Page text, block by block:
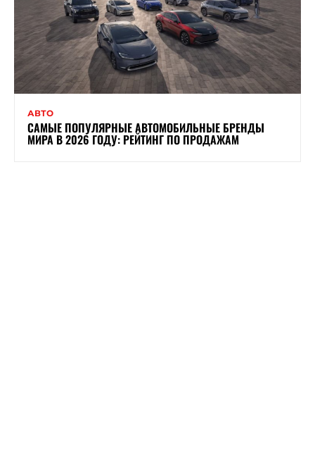
АВТО
САМЫЕ ПОПУЛЯРНЫЕ АВТОМОБИЛЬНЫЕ БРЕНДЫ
МИРА В 2026 ГОДУ: РЕЙТИНГ ПО ПРОДАЖАМ